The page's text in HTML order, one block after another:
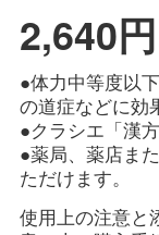
2,640円
●体力中等度以
の道症などに効
●クラシエ「漢
●薬局、薬店ま
ただけます。
使用上の注意と